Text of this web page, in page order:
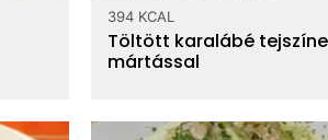
394 KCAL
Töltött karalábé
mártással